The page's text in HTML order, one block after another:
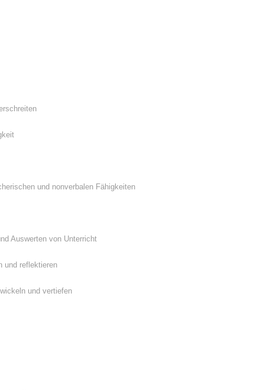
und nonverbalen Fähigkeiten
Auswerten von Unterricht
und reflektieren
und vertiefen